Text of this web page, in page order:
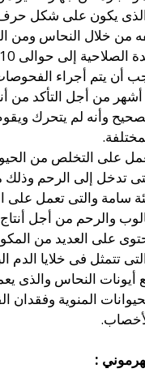
من خلال النحاس ومن
4 أشهر من أجل التأكد من
وأنه لم يتحرك
على التخلص من
تدخل إلى الرحم
سامة والتى تعمل على
والرحم من أجل
على العديد من
تتمثل فى خلايا الدم
أيونات النحاس والذى
المنوية وفقدان
: